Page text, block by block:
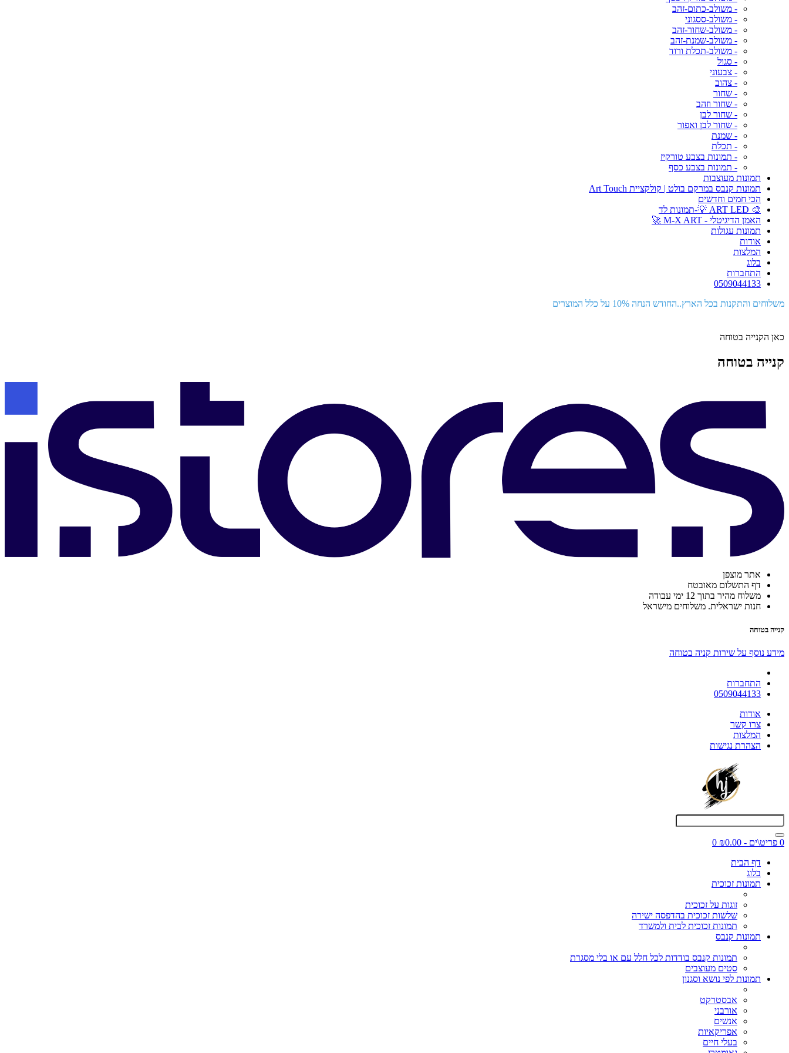
- משולב-כתום-זהב
- משולב-ססגוני
- משולב-שחור-זהב
- משולב-שמנת-זהב
- משולב-תכלת ורוד
- סגול
- צבעוני
- צהוב
- שחור
- שחור וזהב
- שחור לבן
- שחור לבן ואפור
- שמנת
- תכלת
- תמונות בצבע טורקיז
- תמונות בצבע כסף
תמונות מעוצבות
תמונות קנבס במרקם בולט | קולקציית Art Touch
הכי חמים וחדשים
🎨 ART LED 💡-תמונות לד
האמן הדיגיטלי - M-X ART 🚀
תמונות עגולות
אודות
המלצות
בלוג
התחברות
0509044133
משלוחים והתקנות בכל הארץ..החודש הנחה 10% על כלל המוצרים
כאן הקנייה בטוחה
קנייה בטוחה
אתר מוצפן
דף התשלום מאובטח
משלוח מהיר בתוך 12 ימי עבודה
חנות ישראלית. משלוחים מישראל
קנייה בטוחה
מידע נוסף על שירות קניה בטוחה
התחברות
0509044133
אודות
צרו קשר
המלצות
הצהרת נגישות
0 פריט\ים - ₪0.00
0
דף הבית
בלוג
תמונות זכוכית
זוגות על זכוכית
שלשות זכוכית בהדפסה ישירה
תמונות זכוכית לבית ולמשרד
תמונות קנבס
תמונות קנבס בודדות לכל חלל עם או בלי מסגרת
סטים מעוצבים
תמונות לפי נושא וסגנון
אבסטרקט
אורבני
אנשים
אפריקאיות
בעלי חיים